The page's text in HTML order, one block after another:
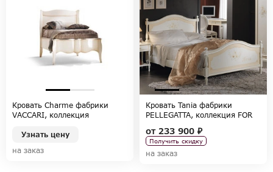
Кровать Charme фабрики
VACCARI, коллекция
Узнать цену
на заказ
Кровать Tania фабрики
PELLEGATTA, коллекция FOR
от233 900 ₽
Получить скидку
на заказ